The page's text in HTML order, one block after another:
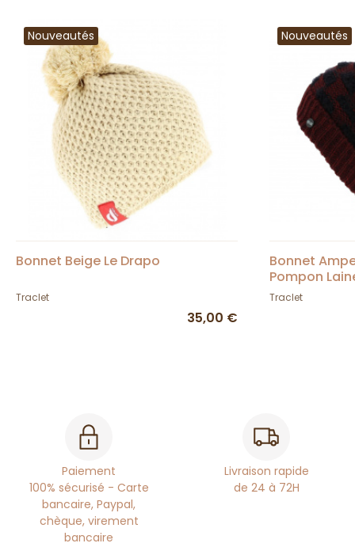
Nouveautés
Bonnet Beige Le Drapo
Traclet
35,00 €
Nouveautés
Bonnet
Pompon
Traclet
Paiement
100% sécurisé - Carte
bancaire, Paypal,
chèque, virement
bancaire
Livraison rapide
de 24 à 72H